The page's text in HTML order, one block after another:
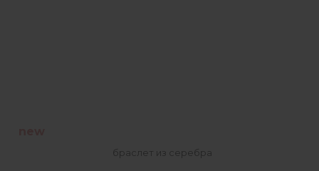
браслет из серебра